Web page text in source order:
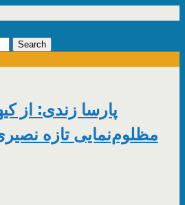
پارسا زندی: از
مظلوم‌نمایی تازه